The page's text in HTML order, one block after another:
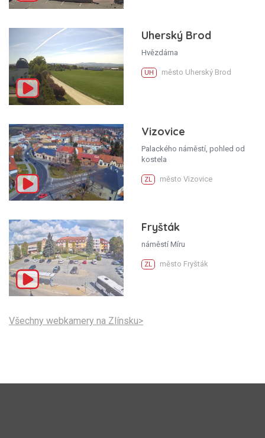
Uherský Brod
Hvězdárna
UH město Uherský Brod
Vizovice
Palackého náměstí, pohled od
kostela
ZL město Vizovice
Fryšták
náměstí Míru
ZL město Fryšták
Všechny webkamery na Zlínsku>